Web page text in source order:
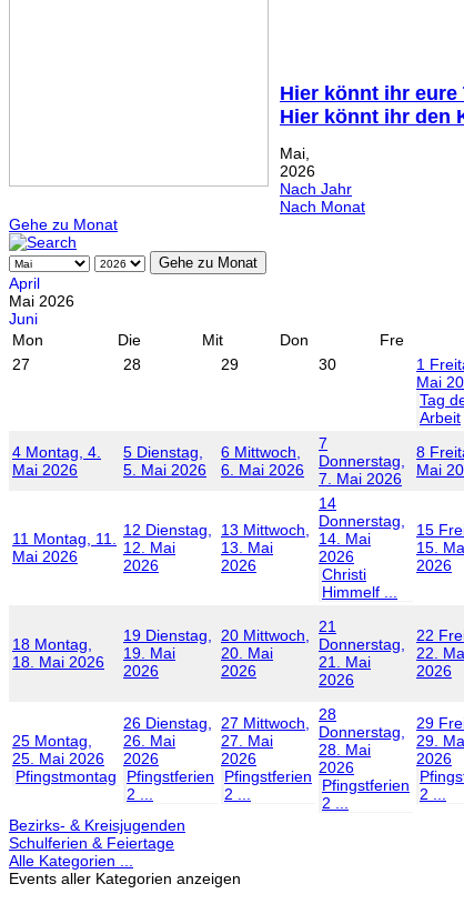
Hier könnt ihr eure
Hier könnt ihr den
Mai,
2026
Nach Jahr
Nach Monat
Gehe zu Monat
Gehe zu Monat
April
Mai 2026
Juni
Mon
Die Mit Don Fre
27
28 29 30 1
Mai
Tag
Arbeit
4 Montag, 4.
Mai 2026
5 Dienstag,
5. Mai 2026
6 Mittwoch,
6. Mai 2026
7
Donnerstag,
7. Mai 2026
8
Mai
11 Montag, 11.
Mai 2026
12 Dienstag,
12. Mai
2026
13 Mittwoch,
13. Mai
2026
14
Donnerstag,
14. Mai
2026
Christi
Himmelf ...
15
15.
2026
18 Montag,
18. Mai 2026
19 Dienstag,
19. Mai
2026
20 Mittwoch,
20. Mai
2026
21
Donnerstag,
21. Mai
2026
22
22.
2026
25 Montag,
25. Mai 2026
Pfingstmontag
26 Dienstag,
26. Mai
2026
Pfingstferien
2 ...
27 Mittwoch,
27. Mai
2026
Pfingstferien
2 ...
28
Donnerstag,
28. Mai
2026
Pfingstferien
2 ...
29
29.
2026
2 ...
Bezirks- & Kreisjugenden
Schulferien & Feiertage
Alle Kategorien ...
Events aller Kategorien anzeigen